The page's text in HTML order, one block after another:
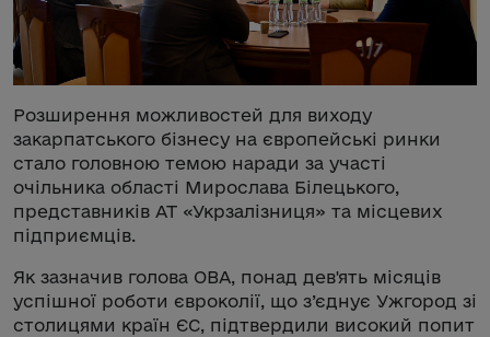
Розширення можливостей для виходу
закарпатського бізнесу на європейські ринки
стало головною темою наради за участі
очільника області Мирослава Білецького,
представників АТ «Укрзалізниця» та місцевих
підприємців.
Як зазначив голова ОВА, понад дев'ять місяців
успішної роботи євроколії, що з’єднує Ужгород зі
столицями країн ЄС, підтвердили високий попит